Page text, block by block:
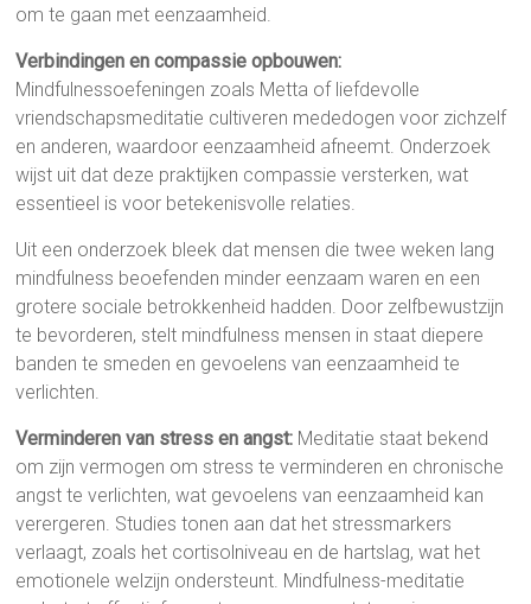
om te gaan met eenzaamheid.
Verbindingen en compassie opbouwen:
Mindfulnessoefeningen zoals Metta of liefdevolle
vriendschapsmeditatie cultiveren mededogen voor zichzelf
en anderen, waardoor eenzaamheid afneemt. Onderzoek
wijst uit dat deze praktijken compassie versterken, wat
essentieel is voor betekenisvolle relaties.
Uit een onderzoek bleek dat mensen die twee weken lang
mindfulness beoefenden minder eenzaam waren en een
grotere sociale betrokkenheid hadden. Door zelfbewustzijn
te bevorderen, stelt mindfulness mensen in staat diepere
banden te smeden en gevoelens van eenzaamheid te
verlichten.
Verminderen van stress en angst: Meditatie staat bekend
om zijn vermogen om stress te verminderen en chronische
angst te verlichten, wat gevoelens van eenzaamheid kan
verergeren. Studies tonen aan dat het stressmarkers
verlaagt, zoals het cortisolniveau en de hartslag, wat het
emotionele welzijn ondersteunt. Mindfulness-meditatie